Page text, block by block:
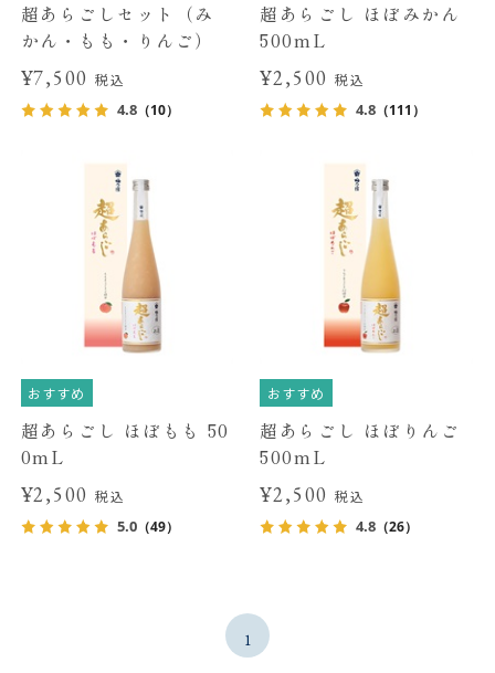
超あらごしセット（み
かん・もも・りんご）
¥7,500税込
4.8（10）
超あらごし ほぼみかん
500mL
¥2,500 税込
4.8 （111）
おすすめ
超あらごし ほぼもも 50
0mL
¥2,500税込
5.0（49）
おすすめ
超あらごし ほぼりんご
500mL
¥2,500 税込
4.8 （26）
1